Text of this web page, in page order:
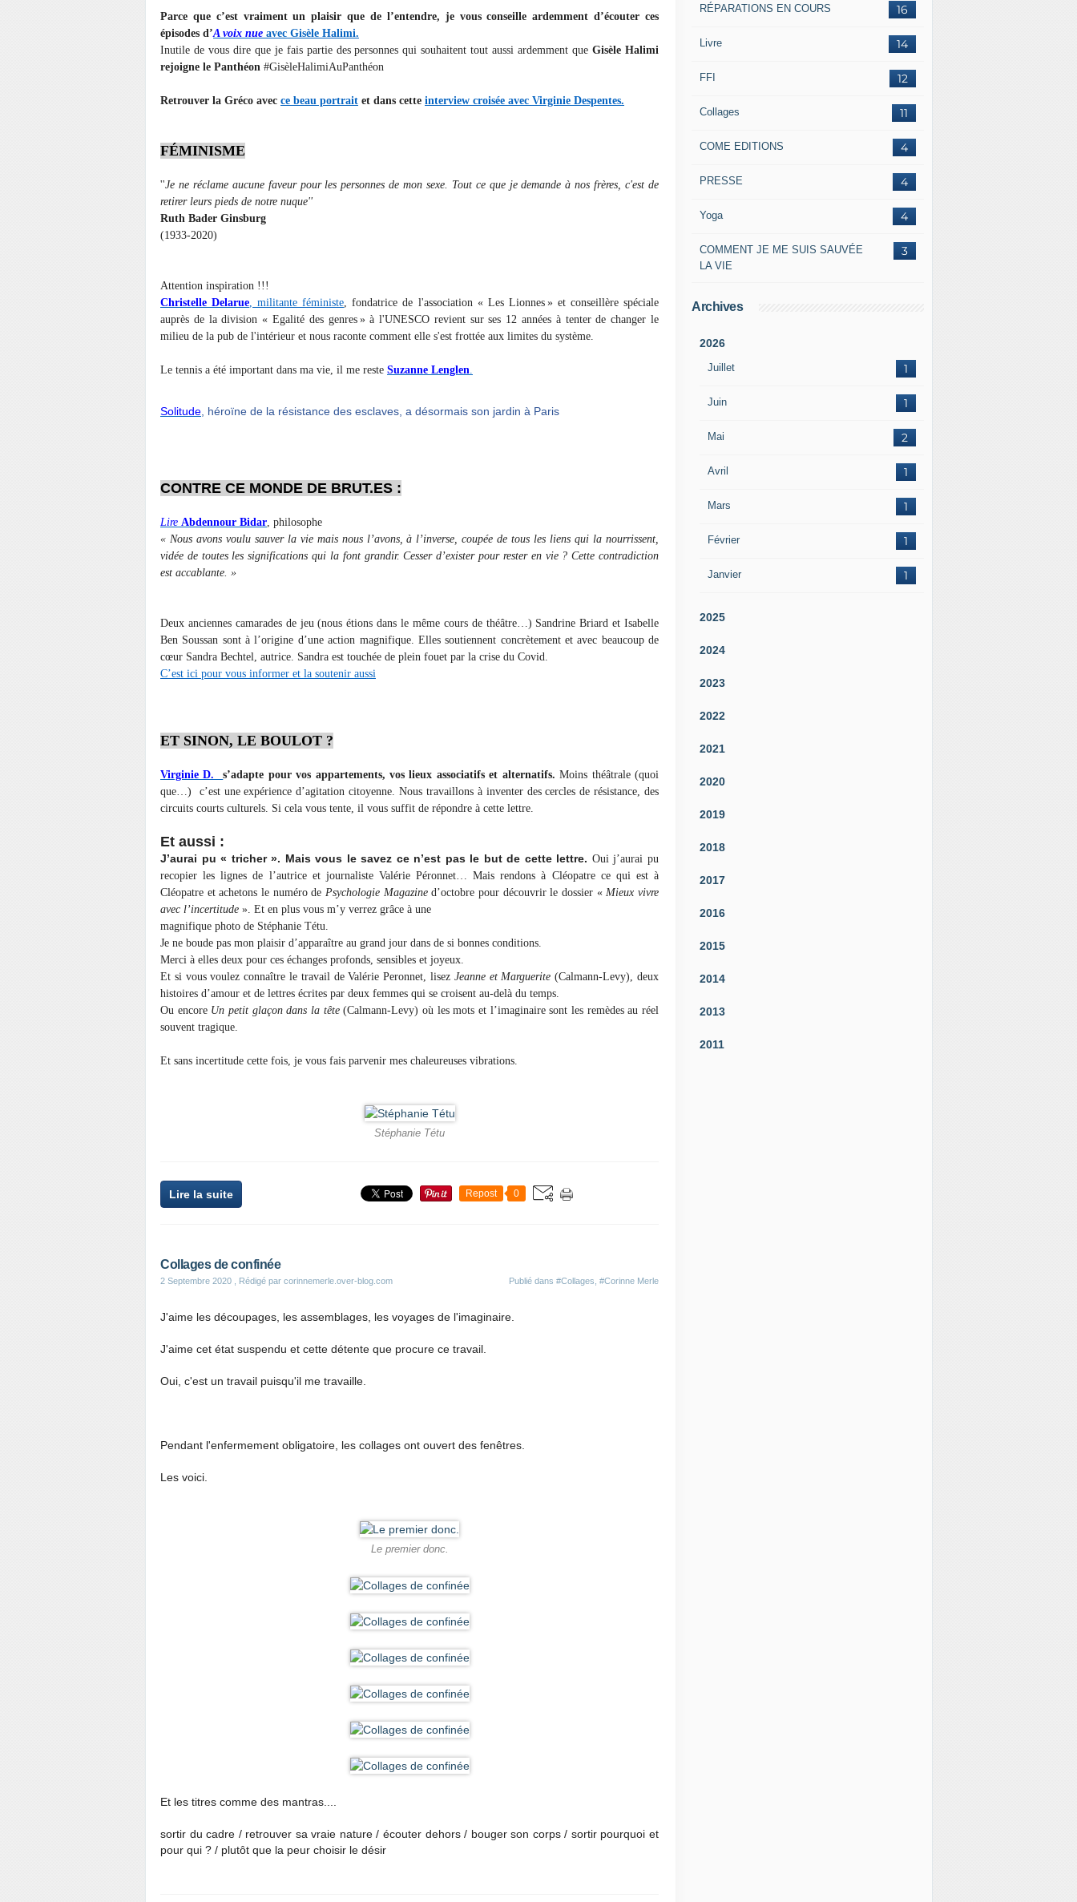
Parce que c’est vraiment un plaisir que de l’entendre, je vous conseille ardemment d’écouter ces
épisodes d’A voix nue avec Gisèle Halimi.
Inutile de vous dire que je fais partie des personnes qui souhaitent tout aussi ardemment queGisèle Halimi
rejoigne le Panthéon #GisèleHalimiAuPanthéon
Retrouver la Gréco avec ce beau portrait et dans cette interview croisée avec Virginie Despentes.
FÉMINISME
''Je ne réclame aucune faveur pour les personnes de mon sexe. Tout ce que je demande à nos frères, c'est de
retirer leurs pieds de notre nuque''
Ruth Bader Ginsburg
(1933-2020)
Attention inspiration !!!
Christelle Delarue, militante féministe, fondatrice de l'association « Les Lionnes » et conseillère spéciale
auprès de la division « Egalité des genres » à l'UNESCO revient sur ses 12 années à tenter de changer le
milieu de la pub de l'intérieur et nous raconte comment elle s'est frottée aux limites du système.
Le tennis a été important dans ma vie, il me reste Suzanne Lenglen.
Solitude , héroïne de la résistance des esclaves, a désormais son jardin à Paris
CONTRE CE MONDE DE BRUT.ES :
Lire Abdennour Bidar, philosophe
« Nous avons voulu sauver la vie mais nous l’avons, à l’inverse, coupée de tous les liens qui la nourrissent,
vidée de toutes les significations qui la font grandir. Cesser d’exister pour rester en vie ? Cette contradiction
est accablante. »
Deux anciennes camarades de jeu (nous étions dans le même cours de théâtre…) Sandrine Briard et Isabelle
Ben Soussan sont à l’origine d’une action magnifique. Elles soutiennent concrètement et avec beaucoup de
cœur Sandra Bechtel, autrice. Sandra est touchée de plein fouet par la crise du Covid.
C’est ici pour vous informer et la soutenir aussi
ET SINON, LE BOULOT ?
Virginie D.s’adapte pour vos appartements, vos lieux associatifs et alternatifs.Moins théâtrale (quoi
que…) c’est une expérience d’agitation citoyenne. Nous travaillons à inventer des cercles de résistance, des
circuits courts culturels. Si cela vous tente, il vous suffit de répondre à cette lettre.
Et aussi :
J’aurai pu « tricher ». Mais vous le savez ce n’est pas le but de cette lettre. Oui j’aurai pu
recopier les lignes de l’autrice et journaliste Valérie Péronnet… Mais rendons à Cléopatre ce qui est à
Cléopatre et achetons le numéro de Psychologie Magazined’octobre pour découvrir le dossier «Mieux vivre
avec l’incertitude ». Et en plus vous m’y verrez grâce à une
magnifique photo de Stéphanie Tétu.
Je ne boude pas mon plaisir d’apparaître au grand jour dans de si bonnes conditions.
Merci à elles deux pour ces échanges profonds, sensibles et joyeux.
Et si vous voulez connaître le travail de Valérie Peronnet, lisez Jeanne et Marguerite (Calmann-Levy), deux
histoires d’amour et de lettres écrites par deux femmes qui se croisent au-delà du temps.
Ou encore Un petit glaçon dans la tête(Calmann-Levy) où les mots et l’imaginaire sont les remèdes au réel
souvent tragique.
Et sans incertitude cette fois, je vous fais parvenir mes chaleureuses vibrations.
Stéphanie Tétu
Lire la suite Repost 0
Collages de confinée
2 Septembre 2020 , Rédigé par corinnemerle.over-blog.com Publié dans #Collages #Corinne Merle
J'aime les découpages, les assemblages, les voyages de l'imaginaire.
J'aime cet état suspendu et cette détente que procure ce travail.
Oui, c'est un travail puisqu'il me travaille.
Pendant l'enfermement obligatoire, les collages ont ouvert des fenêtres.
Les voici.
Le premier donc.
Et les titres comme des mantras....
sortir du cadre / retrouver sa vraie nature / écouter dehors / bouger son corps / sortir pourquoi et
pour qui ? / plutôt que la peur choisir le désir
16
RÉPARATIONS EN COURS
14
Livre
12
FFI
11
Collages
4
COME EDITIONS
4
PRESSE
4
Yoga
3
COMMENT JE ME SUIS SAUVÉE
LA VIE
Archives
2026
Juillet 1
Juin 1
Mai 2
Avril 1
Mars 1
Février 1
Janvier 1
2025
2024
2023
2022
2021
2020
2019
2018
2017
2016
2015
2014
2013
2011